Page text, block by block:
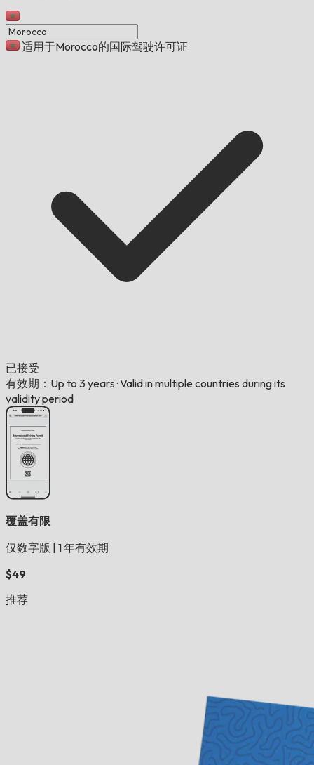
适用于Morocco的国际驾驶许可证
已接受
有效期：Up to 3 years ·Valid in multiple countries during its
validity period
覆盖有限
仅数字版
1 年有效期
$49
推荐